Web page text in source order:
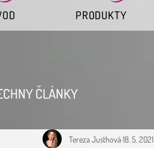
ČLÁNKY
Tereza Justhová18. 5. 2021
PRODUKTY